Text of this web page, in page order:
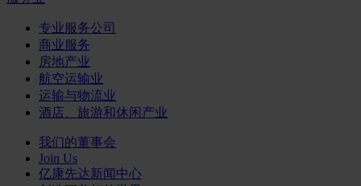
专业服务公司
商业服务
房地产业
航空运输业
运输与物流业
酒店、旅游和休闲产业
我们的董事会
Join Us
亿康先达新闻中心